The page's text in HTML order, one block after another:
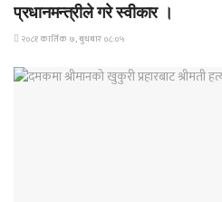
प्रधानमन्त्रीले गरे स्वीकार ।
२०८१ कार्तिक ७, बुधबार ०८:०५